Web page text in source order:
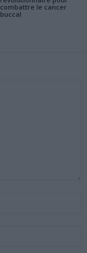
combattre le cancer
buccal